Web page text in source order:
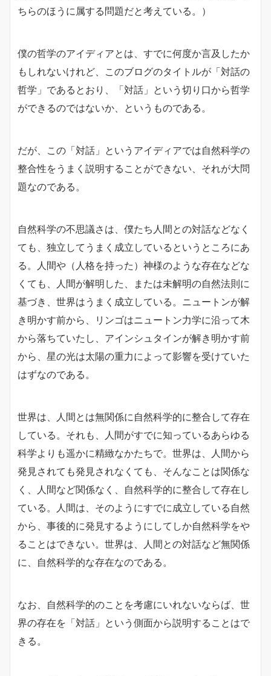
ちらのほうに属する問題だと考えている。）
僕の哲学のアイディアとは、すでに何度か言及したか
もしれないけれど、このブログのタイトルが「対話の
哲学」であるとおり、「対話」という切り口から哲学
ができるのではないか、というものである。
だが、この「対話」というアイディアでは自然科学の
整合性をうまく説明することができない、それが大問
題なのである。
自然科学の不思議さは、僕たち人間との対話などなく
ても、独立してうまく成立しているというところにあ
る。人間や（人格を持った）神様のような存在などな
くても、人間が解明した、または未解明の自然法則に
基づき、世界はうまく成立している。ニュートンが解
き明かす前から、リンゴはニュートン力学に沿って木
から落ちていたし、アインシュタインが解き明かす前
から、星の光は太陽の重力によって影響を受けていた
はずなのである。
世界は、人間とは無関係に自然科学的に整合して存在
している。それも、人間がすでに知っているあらゆる
科学よりも遥かに精緻なかたちで。世界は、人間から
発見されても発見されなくても、そんなことは関係な
く、人間など関係なく、自然科学的に整合して存在し
ている。人間は、そのようにすでに成立している自然
から、事後的に発見するようにしてしか自然科学をや
ることはできない。世界は、人間との対話など無関係
に、自然科学的な存在なのである。
なお、自然科学的のことを考慮にいれないならば、世
界の存在を「対話」という側面から説明することはで
きる。